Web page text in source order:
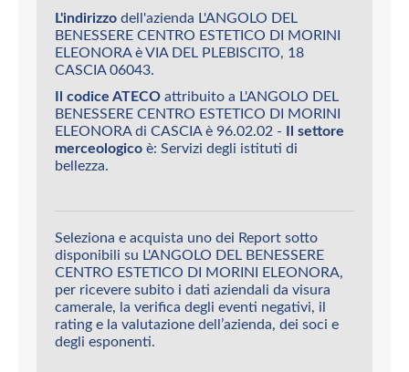
L'indirizzo dell'azienda L'ANGOLO DEL
BENESSERE CENTRO ESTETICO DI MORINI
ELEONORA è VIA DEL PLEBISCITO, 18
CASCIA 06043.
Il codice ATECO attribuito a L'ANGOLO DEL
BENESSERE CENTRO ESTETICO DI MORINI
ELEONORA di CASCIA è 96.02.02 - Il settore
merceologico è: Servizi degli istituti di
bellezza.
Seleziona e acquista uno dei Report sotto
disponibili su L'ANGOLO DEL BENESSERE
CENTRO ESTETICO DI MORINI ELEONORA,
per ricevere subito i dati aziendali da visura
camerale, la verifica degli eventi negativi, il
rating e la valutazione dell’azienda, dei soci e
degli esponenti.